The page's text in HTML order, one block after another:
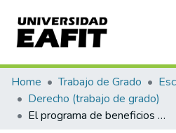
Communities & Collections
All of DSpace
Home Trabajo de Grado
Derecho (trabajo de grado)
El programa de beneficios por colaboración en la resolución no. 31739 del 26 de mayo de 2016 (cartel de los papeles suaves).